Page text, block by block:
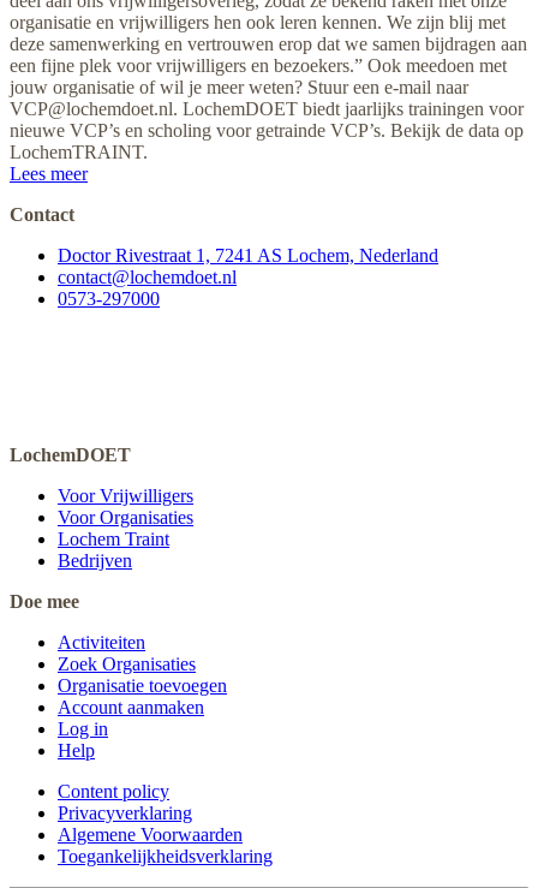
organisatie en vrijwilligers hen ook leren kennen. We zijn blij met
deze samenwerking en vertrouwen erop dat we samen bijdragen aan
een fijne plek voor vrijwilligers en bezoekers.” Ook meedoen met
jouw organisatie of wil je meer weten? Stuur een e-mail naar
VCP@lochemdoet.nl. LochemDOET biedt jaarlijks trainingen voor
nieuwe VCP’s en scholing voor getrainde VCP’s. Bekijk de data op
LochemTRAINT.
Lees meer
Contact
Doctor Rivestraat 1, 7241 AS Lochem, Nederland
contact@lochemdoet.nl
0573-297000
LochemDOET
Voor Vrijwilligers
Voor Organisaties
Lochem Traint
Bedrijven
Doe mee
Activiteiten
Zoek Organisaties
Organisatie toevoegen
Account aanmaken
Log in
Help
Content policy
Privacyverklaring
Algemene Voorwaarden
Toegankelijkheidsverklaring